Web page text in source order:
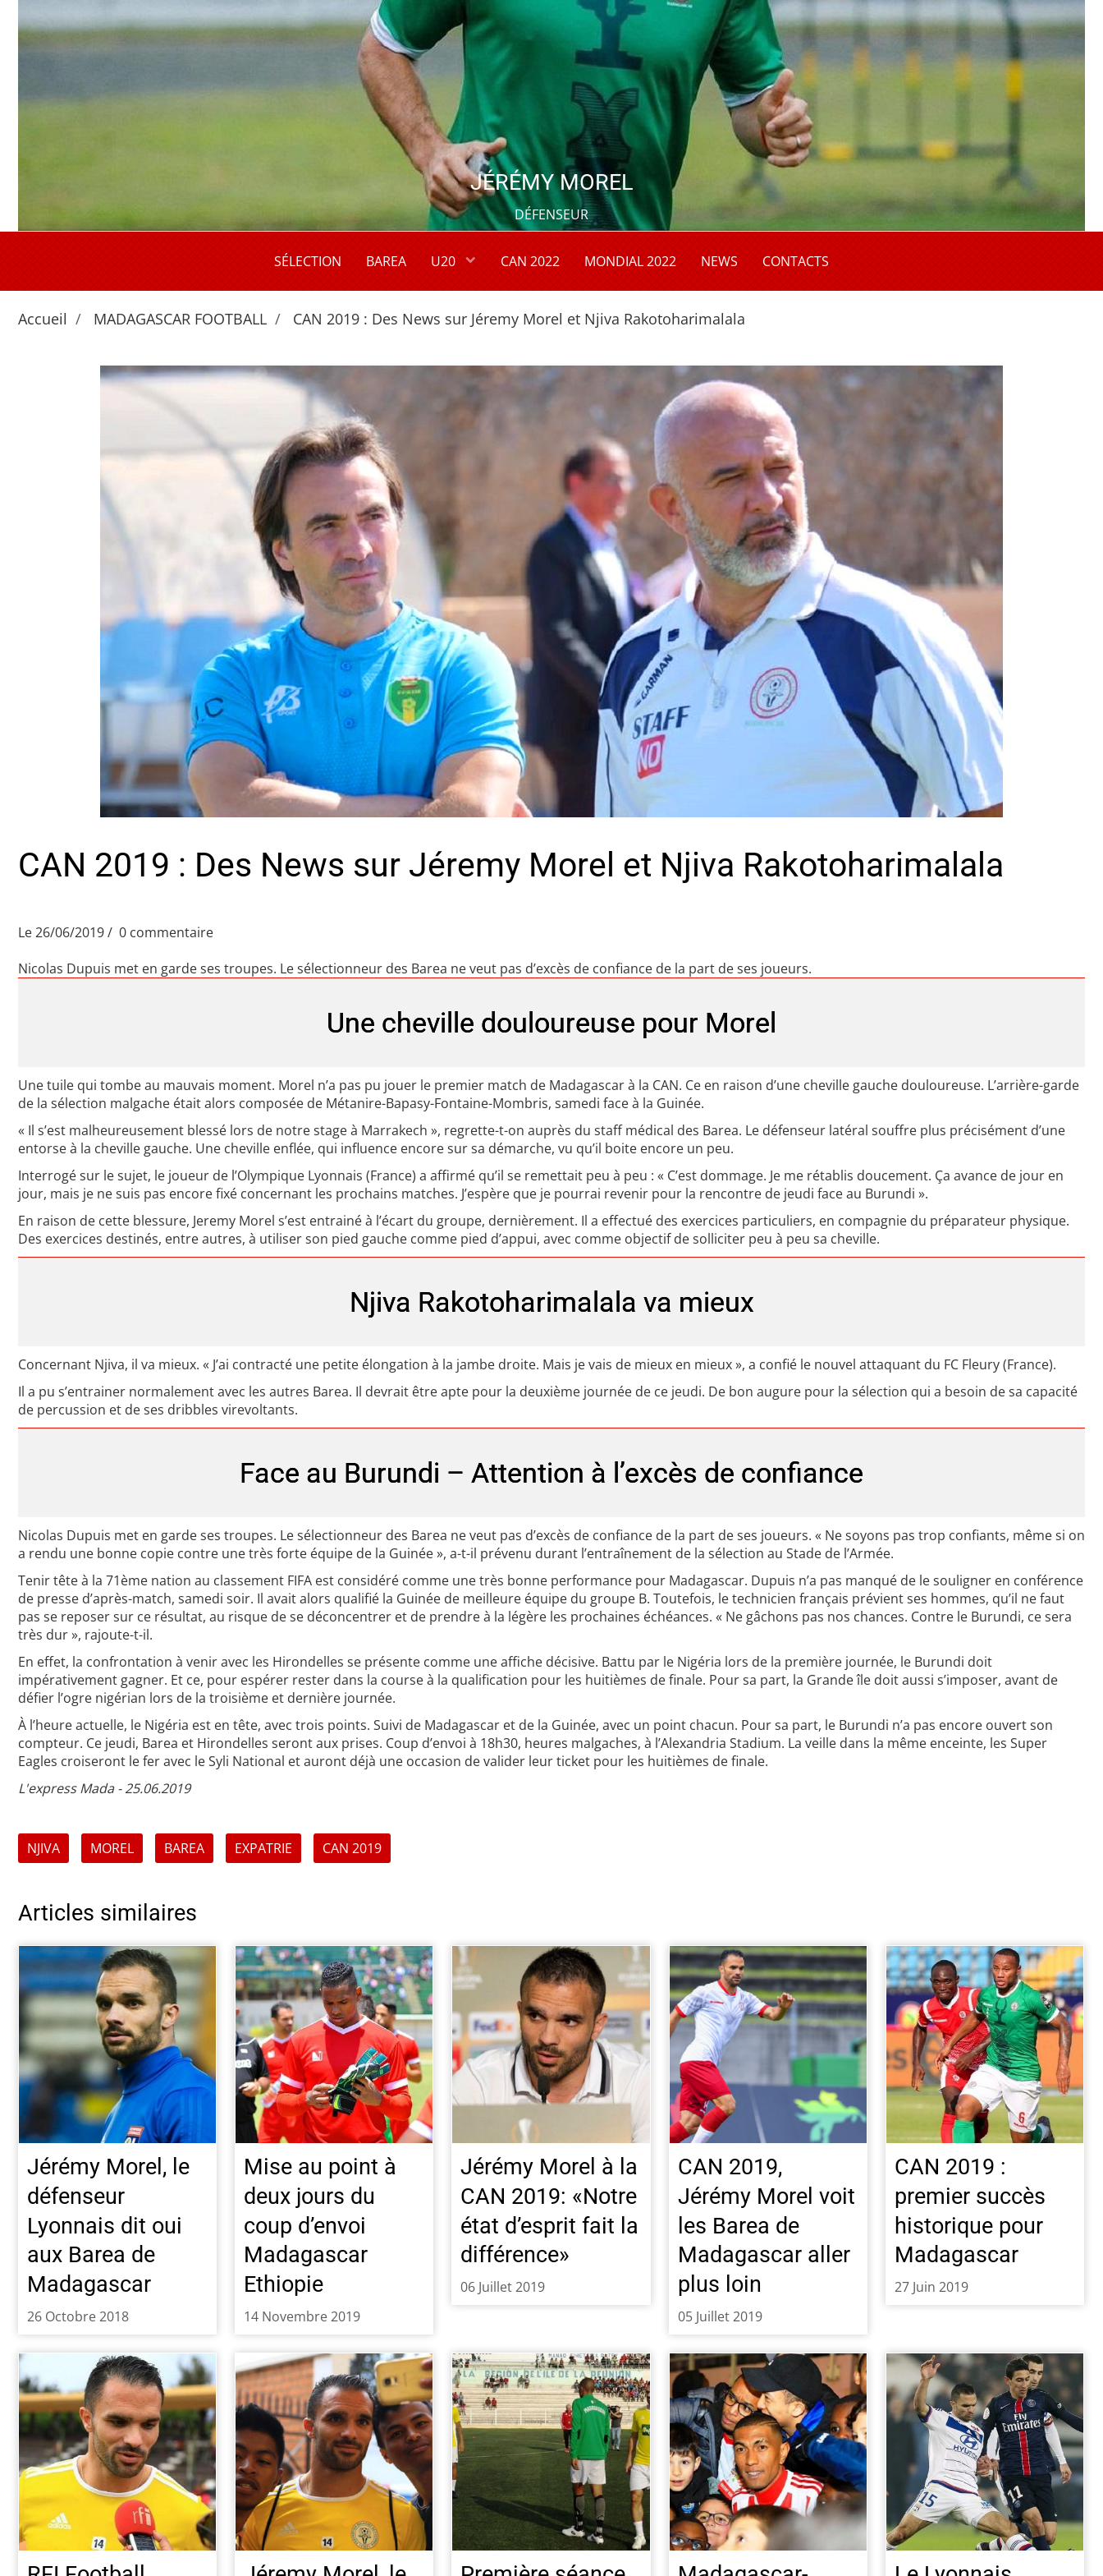
JÉRÉMY MOREL
DÉFENSEUR
SÉLECTION BAREA U20 CAN 2022 MONDIAL 2022 NEWS CONTACTS
Accueil MADAGASCAR FOOTBALL CAN 2019 : Des News sur Jéremy Morel et Njiva Rakotoharimalala
CAN 2019 : Des News sur Jéremy Morel et Njiva Rakotoharimalala
Le 26/06/2019
0 commentaire
Nicolas Dupuis met en garde ses troupes. Le sélectionneur des Barea ne veut pas d’excès de confiance de la part de ses joueurs.
Une cheville douloureuse pour Morel
Une tuile qui tombe au mauvais moment. Morel n’a pas pu jouer le premier match de Madagascar à la CAN. Ce en raison d’une cheville gauche douloureuse. L’arrière-garde
de la sélection malgache était alors composée de Métanire-Bapasy-Fontaine-Mombris, samedi face à la Guinée.
« Il s’est malheureusement blessé lors de notre stage à Marrakech », regrette-t-on auprès du staff médical des Barea. Le défenseur latéral souffre plus précisément d’une
entorse à la cheville gauche. Une cheville enflée, qui influence encore sur sa démarche, vu qu’il boite encore un peu.
Interrogé sur le sujet, le joueur de l’Olympique Lyonnais (France) a affirmé qu’il se remettait peu à peu : « C’est dommage. Je me rétablis doucement. Ça avance de jour en
jour, mais je ne suis pas encore fixé concernant les prochains matches. J’espère que je pourrai revenir pour la rencontre de jeudi face au Burundi ».
En raison de cette blessure, Jeremy Morel s’est entrainé à l’écart du groupe, dernièrement. Il a effectué des exercices particuliers, en compagnie du préparateur physique.
Des exercices destinés, entre autres, à utiliser son pied gauche comme pied d’appui, avec comme objectif de solliciter peu à peu sa cheville.
Njiva Rakotoharimalala va mieux
Concernant Njiva, il va mieux. « J’ai contracté une petite élongation à la jambe droite. Mais je vais de mieux en mieux », a confié le nouvel attaquant du FC Fleury (France).
Il a pu s’entrainer normalement avec les autres Barea. Il devrait être apte pour la deuxième journée de ce jeudi. De bon augure pour la sélection qui a besoin de sa capacité
de percussion et de ses dribbles virevoltants.
Face au Burundi – Attention à l’excès de confiance
Nicolas Dupuis met en garde ses troupes. Le sélectionneur des Barea ne veut pas d’excès de confiance de la part de ses joueurs. « Ne soyons pas trop confiants, même si on
a rendu une bonne copie contre une très forte équipe de la Guinée », a-t-il prévenu durant l’entraînement de la sélection au Stade de l’Armée.
Tenir tête à la 71ème nation au classement FIFA est considéré comme une très bonne performance pour Madagascar. Dupuis n’a pas manqué de le souligner en conférence
de presse d’après-match, samedi soir. Il avait alors qualifié la Guinée de meilleure équipe du groupe B. Toutefois, le technicien français prévient ses hommes, qu’il ne faut
pas se reposer sur ce résultat, au risque de se déconcentrer et de prendre à la légère les prochaines échéances. « Ne gâchons pas nos chances. Contre le Burundi, ce sera
très dur », rajoute-t-il.
En effet, la confrontation à venir avec les Hirondelles se présente comme une affiche décisive. Battu par le Nigéria lors de la première journée, le Burundi doit
impérativement gagner. Et ce, pour espérer rester dans la course à la qualification pour les huitièmes de finale. Pour sa part, la Grande île doit aussi s’imposer, avant de
défier l’ogre nigérian lors de la troisième et dernière journée.
À l’heure actuelle, le Nigéria est en tête, avec trois points. Suivi de Madagascar et de la Guinée, avec un point chacun. Pour sa part, le Burundi n’a pas encore ouvert son
compteur. Ce jeudi, Barea et Hirondelles seront aux prises. Coup d’envoi à 18h30, heures malgaches, à l’Alexandria Stadium. La veille dans la même enceinte, les Super
Eagles croiseront le fer avec le Syli National et auront déjà une occasion de valider leur ticket pour les huitièmes de finale.
L'express Mada - 25.06.2019
NJIVA MOREL BAREA EXPATRIE CAN 2019
Articles similaires
Jérémy Morel, le
défenseur
Lyonnais dit oui
aux Barea de
Madagascar
26 Octobre 2018
Mise au point à
deux jours du
coup d’envoi
Madagascar
Ethiopie
14 Novembre 2019
Jérémy Morel à la
CAN 2019: «Notre
état d’esprit fait la
différence»
06 Juillet 2019
CAN 2019,
Jérémy Morel voit
les Barea de
Madagascar aller
plus loin
05 Juillet 2019
CAN 2019 :
premier succès
historique pour
Madagascar
27 Juin 2019